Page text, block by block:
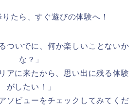
たら、すぐ遊びの体験へ！
ついでに、何か楽しいことないか
な？」
アに来たから、思い出に残る体験
がしたい！」
ソビューをチェックしてみてくだ